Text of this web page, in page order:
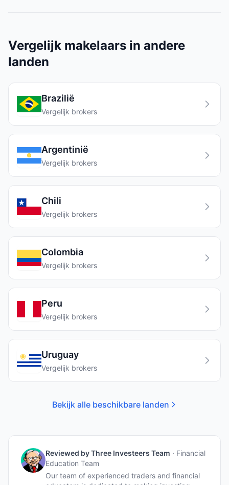
Vergelijk makelaars in andere
landen
Brazilië
Vergelijk brokers
Argentinië
Vergelijk brokers
Chili
Vergelijk brokers
Colombia
Vergelijk brokers
Peru
Vergelijk brokers
Uruguay
Vergelijk brokers
Bekijk alle beschikbare landen
Reviewed byThree Investeers Team · Financial
Education Team
Our team of experienced traders and financial